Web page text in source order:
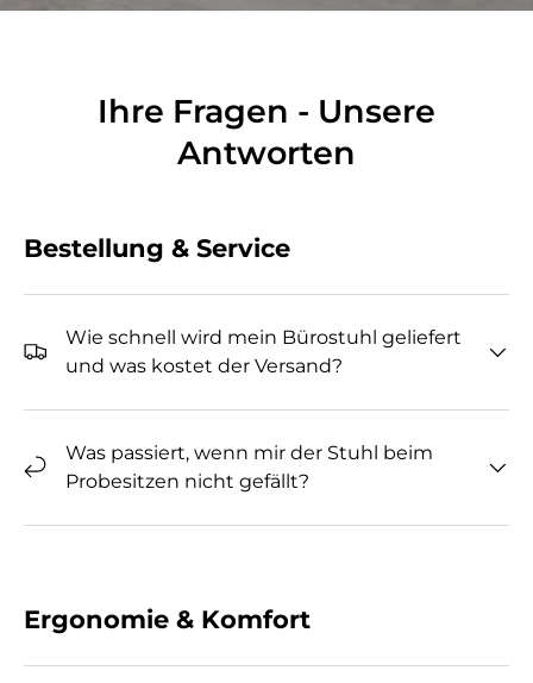
Ihre Fragen - Unsere
Antworten
Bestellung & Service
Wie schnell wird mein Bürostuhl geliefert
und was kostet der Versand?
Was passiert, wenn mir der Stuhl beim
Probesitzen nicht gefällt?
Ergonomie & Komfort